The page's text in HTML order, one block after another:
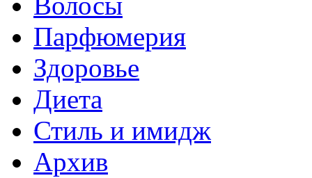
Парфюмерия
Здоровье
Диета
Стиль и имидж
Архив